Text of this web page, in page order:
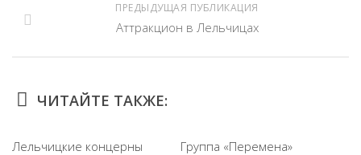
ПРЕДЫДУЩАЯ ПУБЛИКАЦИЯ
Аттракцион в Лельчицах
ЧИТАЙТЕ ТАКЖЕ:
Лельчицкие концерны
Группа «Перемена»